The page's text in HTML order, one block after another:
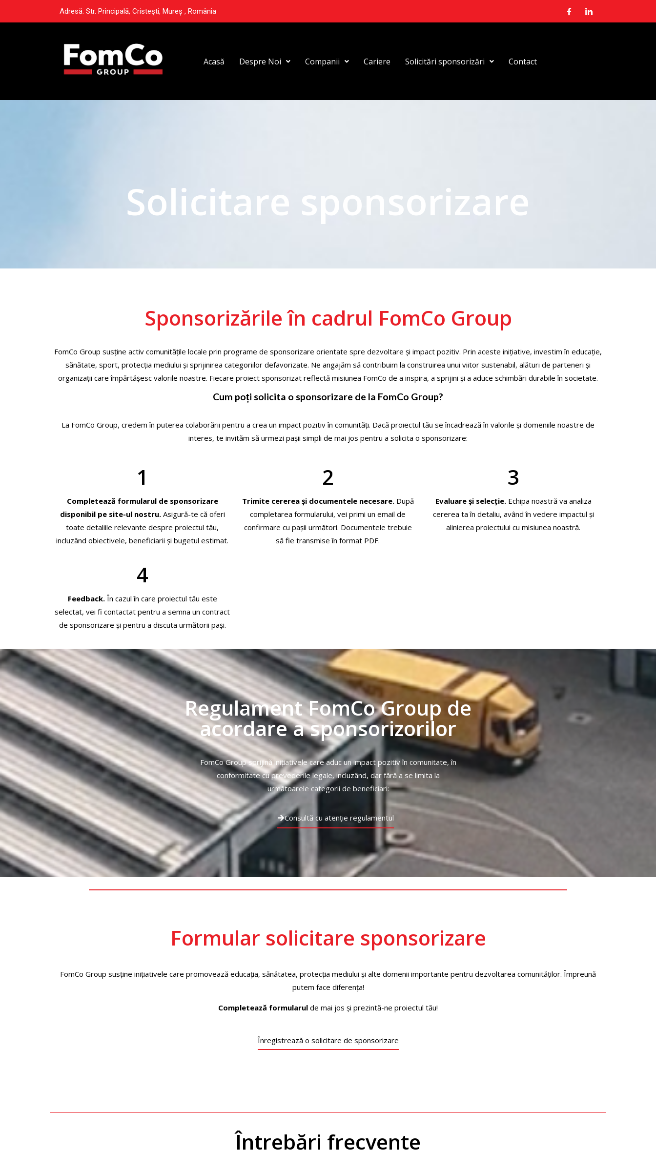
Adresă: Str. Principală, Cristești, Mureș , România
Acasă Despre Noi Companii Cariere Solicitări sponsorizări Contact
Solicitare sponsorizare
Sponsorizările în cadrul FomCo Group
FomCo Group susține activ comunitățile locale prin programe de sponsorizare orientate spre dezvoltare și impact pozitiv. Prin aceste inițiative, investim în educație,
sănătate, sport, protecția mediului și sprijinirea categoriilor defavorizate. Ne angajăm să contribuim la construirea unui viitor sustenabil, alături de parteneri și
organizații care împărtășesc valorile noastre. Fiecare proiect sponsorizat reflectă misiunea FomCo de a inspira, a sprijini și a aduce schimbări durabile în societate.
Cum poți solicita o sponsorizare de la FomCo Group?
La FomCo Group, credem în puterea colaborării pentru a crea un impact pozitiv în comunități. Dacă proiectul tău se încadrează în valorile și domeniile noastre de
interes, te invităm să urmezi pașii simpli de mai jos pentru a solicita o sponsorizare:
1
Completează formularul de sponsorizare
disponibil pe site-ul nostru.Asigură-te că oferi
toate detaliile relevante despre proiectul tău,
incluzând obiectivele, beneficiarii și bugetul estimat.
2
Trimite cererea și documentele necesare.După
completarea formularului, vei primi un email de
confirmare cu pașii următori. Documentele trebuie
să fie transmise în format PDF.
3
Evaluare și selecție.Echipa noastră va analiza
cererea ta în detaliu, având în vedere impactul și
alinierea proiectului cu misiunea noastră.
4
Feedback.În cazul în care proiectul tău este
selectat, vei fi contactat pentru a semna un contract
de sponsorizare și pentru a discuta următorii pași.
Regulament FomCo Group de
acordare a sponsorizorilor
FomCo Group sprijină inițiativele care aduc un impact pozitiv în comunitate, în
conformitate cu prevederile legale, incluzând, dar fără a se limita la
următoarele categorii de beneficiari:
Consultă cu atenție regulamentul
Formular solicitare sponsorizare
FomCo Group susține inițiativele care promovează educația, sănătatea, protecția mediului și alte domenii importante pentru dezvoltarea comunităților. Împreună
putem face diferența!
Completează formularul de mai jos și prezintă-ne proiectul tău!
Înregistrează o solicitare de sponsorizare
Întrebări frecvente